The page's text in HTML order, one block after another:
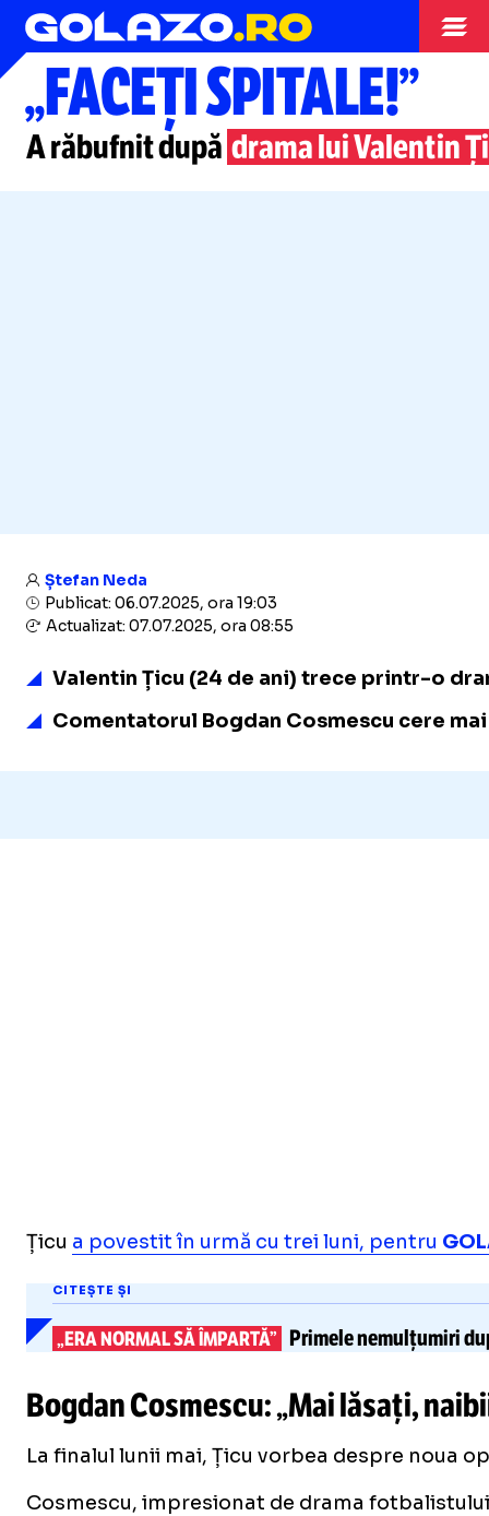
Superliga
„FACEȚI SPITALE!”
A răbufnit după drama lui Valentin
Ștefan Neda
Publicat: 06.07.2025, ora 19:03
Actualizat: 07.07.2025, ora 08:55
Valentin Țicu (24 de ani) trece printr-o
Comentatorul Bogdan Cosmescu cere
Țicu a povestit în urmă cu trei luni, pentru
CITEȘTE ȘI
„ERA NORMAL SĂ ÎMPARTĂ” Primelenemulțumiri
Bogdan Cosmescu: „Mai lăsaţi,
La finalul lunii mai, Țicu vorbea despre noua
Cosmescu, impresionat de drama